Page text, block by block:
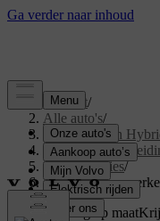
Support/
Alle auto's/
XC60 Plug-in
Specificaties/
Algemene
Ondersteuning op maat